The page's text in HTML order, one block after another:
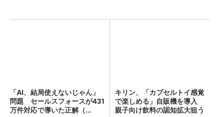
「AI、結局使えないじゃん」
問題 セールスフォースが431
万件対応で導いた正解（...
キリン、「カプセルトイ感覚
で楽しめる」自販機を導入
親子向け飲料の認知拡大狙う